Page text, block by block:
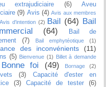
extrajudiciaire (6)
Aveu
(9) Avis (4) Avis aux membres
Avis d'intention (2) Bail (64) Bail
(64)
Bail de
(7) Bail emphytéotique (1)
des inconvénients (11)
(5) Bienvenue (1) Billet à demande
Bonne foi (49) Bornage (2)
(3)
Capacité d'ester en
(3) Capacité de tester
(6)